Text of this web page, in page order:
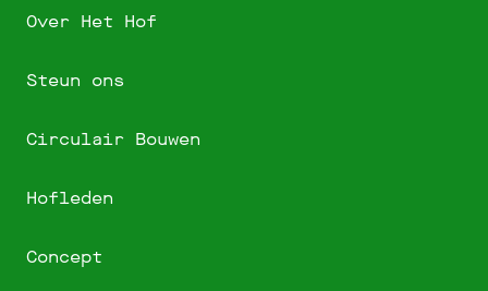
Over Het Hof
Steun ons
Circulair Bouwen
Hofleden
Concept